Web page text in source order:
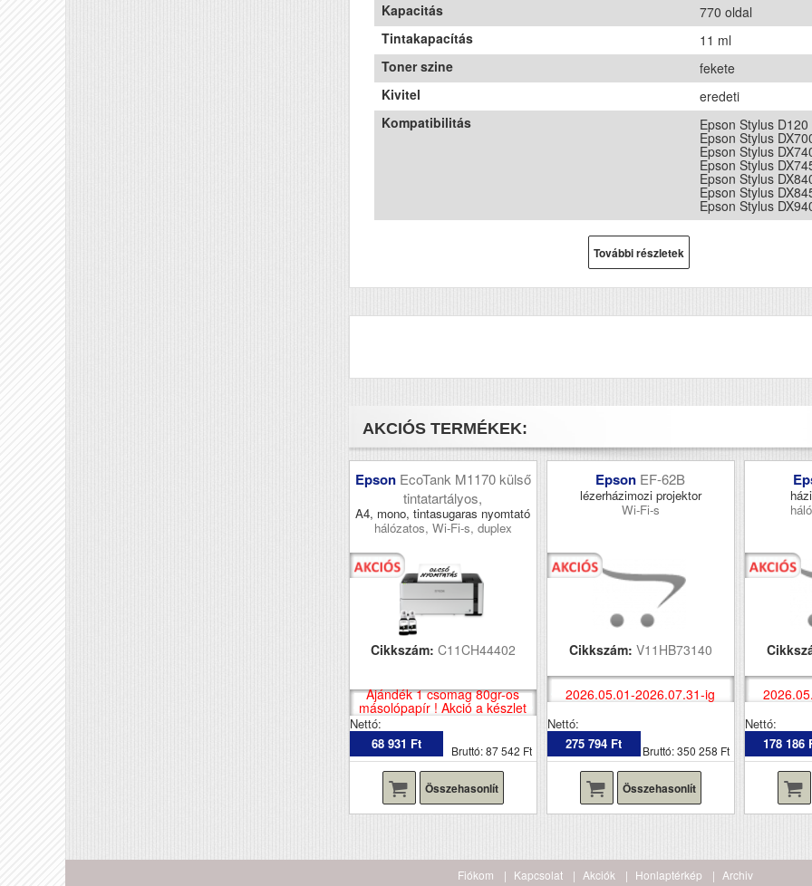
Kapacitás
770 oldal
Tintakapacítás
11 ml
Toner szine
fekete
Kivitel
eredeti
Kompatibilitás
Epson Stylus D120
Epson Stylus
Epson Stylus
Epson Stylus
Epson Stylus
Epson Stylus
Epson Stylus
További részletek
AKCIÓS TERMÉKEK:
Epson EcoTank M1170 külső
tintatartályos,
A4, mono, tintasugaras nyomtató
hálózatos, Wi-Fi-s, duplex
Cikkszám: C11CH44402
Ajándék 1 csomag 80gr-os
másolópapír ! Akció a készlet
erejéig !
Nettó:
68 931 Ft
Bruttó: 87 542 Ft
Összehasonlít
Epson EF-62B
lézerházimozi projektor
Wi-Fi-s
Cikkszám: V11HB73140
2026.05.01-2026.07.31-ig
Nettó:
275 794 Ft
Bruttó: 350 258 Ft
Összehasonlít
Nettó:
178 186
Fiókom Kapcsolat Akciók Honlaptérkép Archiv